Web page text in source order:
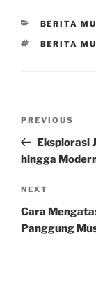
BERITA
TAGS
BERITA
Previous
Post
PREVIOUS
Eksplorasi
hingga
Next
Post
NEXT
Cara
Panggung